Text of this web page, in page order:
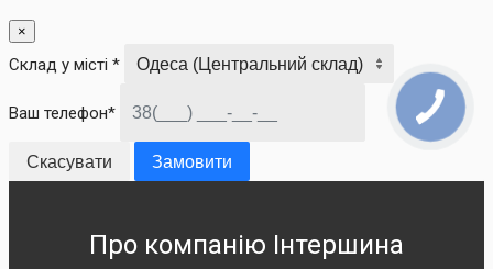
×
Склад у місті *
Ваш телефон*
Скасувати Замовити
Про компанію Інтершина